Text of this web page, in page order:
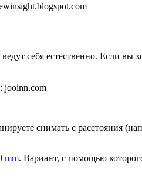
себя естественно. Если вы
jooinn.com
снимать с расстояния
mm. Вариант, с помощью